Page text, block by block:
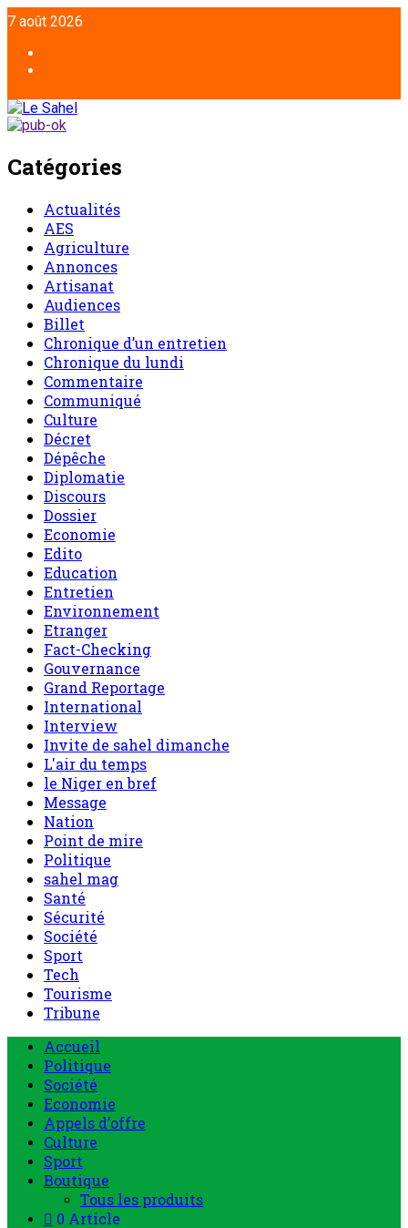
Aller
au
contenu
7 août 2026
Catégories
Actualités
AES
Agriculture
Annonces
Artisanat
Audiences
Billet
Chronique d’un entretien
Chronique du lundi
Commentaire
Communiqué
Culture
Décret
Dépêche
Diplomatie
Discours
Dossier
Economie
Edito
Education
Entretien
Environnement
Etranger
Fact-Checking
Gouvernance
Grand Reportage
International
Interview
Invite de sahel dimanche
L'air du temps
le Niger en bref
Message
Nation
Point de mire
Politique
sahel mag
Santé
Sécurité
Société
Sport
Tech
Tourisme
Tribune
Menu
principal
Accueil
Politique
Société
Economie
Appels d’offre
Culture
Sport
Boutique
Tous les produits
0 Article